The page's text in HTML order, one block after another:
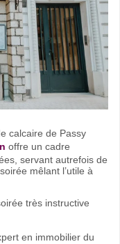
calcaire de Passy
offre un cadre
servant autrefois de
mêlant l’utile à
très instructive
en immobilier du